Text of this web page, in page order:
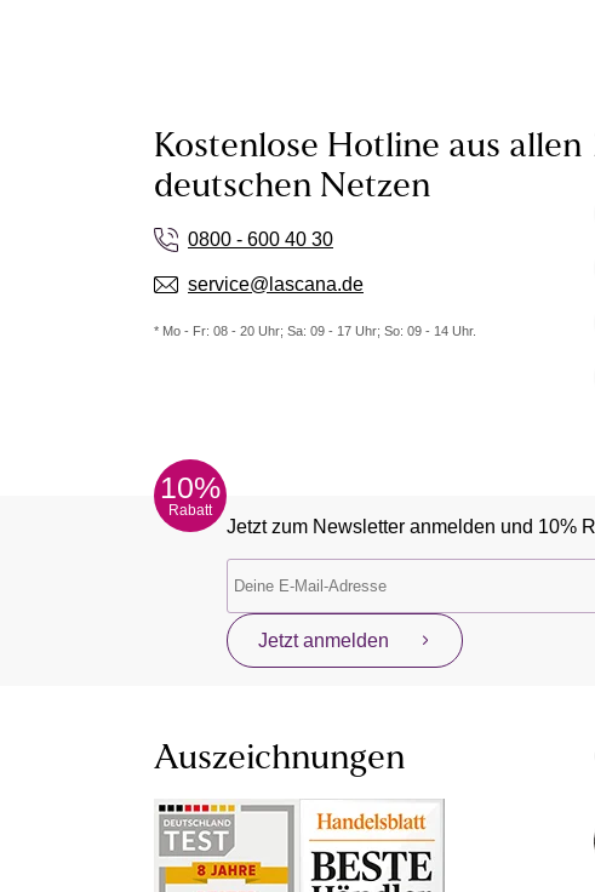
Kostenlose Hotline aus allen
deutschen Netzen
0800 - 600 40 30
service@lascana.de
* Mo - Fr: 08 - 20 Uhr; Sa: 09 - 17 Uhr; So: 09 - 14 Uhr.
10%
Rabatt
Jetzt zum Newsletter anmelden und 10%
Jetzt anmelden
Auszeichnungen